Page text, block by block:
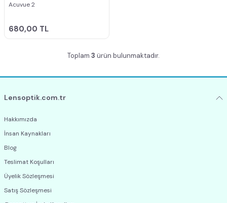
Acuvue 2
680,00 TL
Toplam 3 ürün bulunmaktadır.
Lensoptik.com.tr
Hakkımızda
İnsan Kaynakları
Blog
Teslimat Koşulları
Üyelik Sözleşmesi
Satış Sözleşmesi